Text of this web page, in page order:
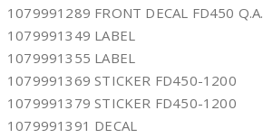
1079991289 FRONT DECAL FD450 Q.A.
1079991349 LABEL
1079991355 LABEL
1079991369 STICKER FD450-1200
1079991379 STICKER FD450-1200
1079991391 DECAL